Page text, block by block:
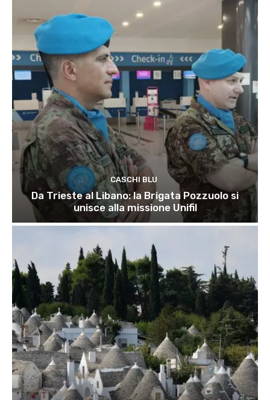
CASCHI BLU
Da Trieste al Libano: la Brigata Pozzuolo si
unisce alla missione Unifil